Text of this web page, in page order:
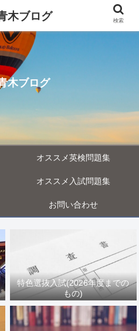
木ブログ
オススメ英検問題集
オススメ入試問題集
お問い合わせ
特色選抜入試(2026年度までの
もの)
木ブログ 検索